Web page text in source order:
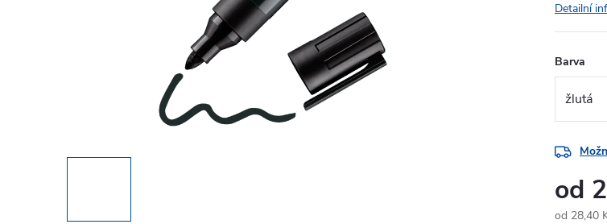
Detailní
Barva
od
od 28,40